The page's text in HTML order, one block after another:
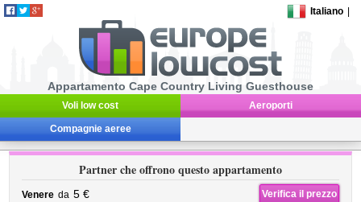
Italiano
Appartamento Cape Country Living Guesthouse
Voli low cost Aeroporti
Compagnie aeree
Partner che offrono questo appartamento
Venere da 5 € Verifica il prezzo